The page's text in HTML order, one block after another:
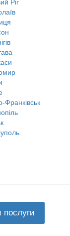
Ріг
Франківськ
послуги